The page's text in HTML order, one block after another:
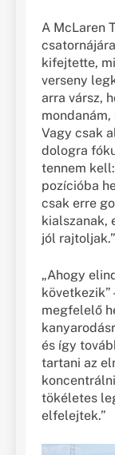
A McLaren
kifejtette,
verseny
arra vársz,
Vagy csak
dologra
tennem
pozícióba
csak erre
kialszanak,
jól rajtoljak.”
„Ahogy
megfelelő
és így
tartani az
tökéletes
elfelejtek.”